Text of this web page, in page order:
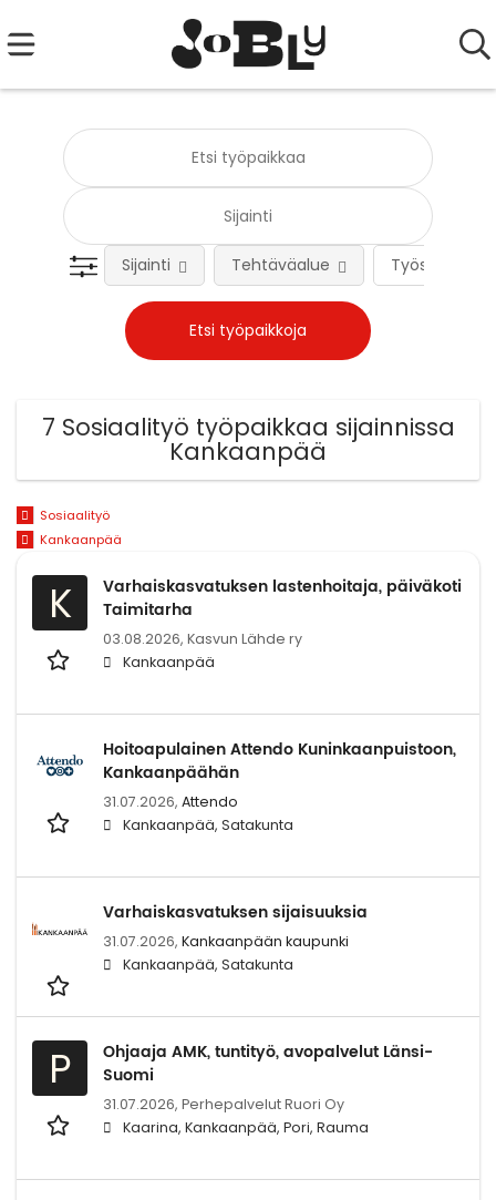
Työsuhteen
Sijainti Tehtäväalue
7 Sosiaalityö työpaikkaa sijainnissa
Kankaanpää
Sosiaalityö
Kankaanpää
K
Varhaiskasvatuksen lastenhoitaja, päiväkoti
Taimitarha
03.08.2026, Kasvun Lähde ry
Kankaanpää
Hoitoapulainen Attendo Kuninkaanpuistoon,
Kankaanpäähän
31.07.2026, Attendo
Kankaanpää, Satakunta
Varhaiskasvatuksen sijaisuuksia
31.07.2026, Kankaanpään kaupunki
Kankaanpää, Satakunta
P
Ohjaaja AMK, tuntityö, avopalvelut Länsi-
Suomi
31.07.2026, Perhepalvelut Ruori Oy
Kaarina, Kankaanpää, Pori, Rauma